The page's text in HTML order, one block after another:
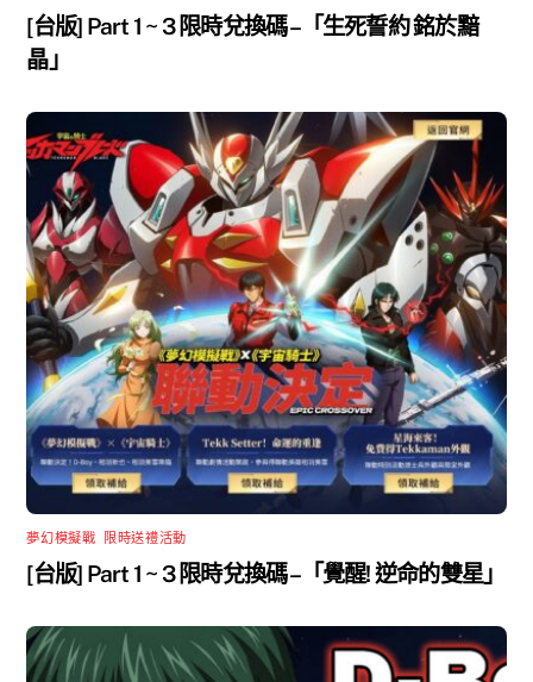
[台版] Part 1 ~ 3 限時兌換碼 –「生死誓約 銘於黯
晶」
夢幻模擬戰 限時送禮活動
[台版] Part 1 ~ 3 限時兌換碼 –「覺醒! 逆命的雙星」